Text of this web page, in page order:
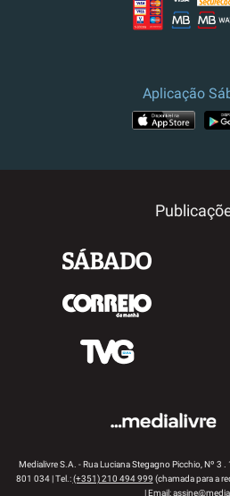
Aplicação
Medialivre S.A. - Rua Luciana Stegagno Picchio, Nº 3
801 034 | Tel.:(+351) 210 494 999 (chamada para a
| Email: